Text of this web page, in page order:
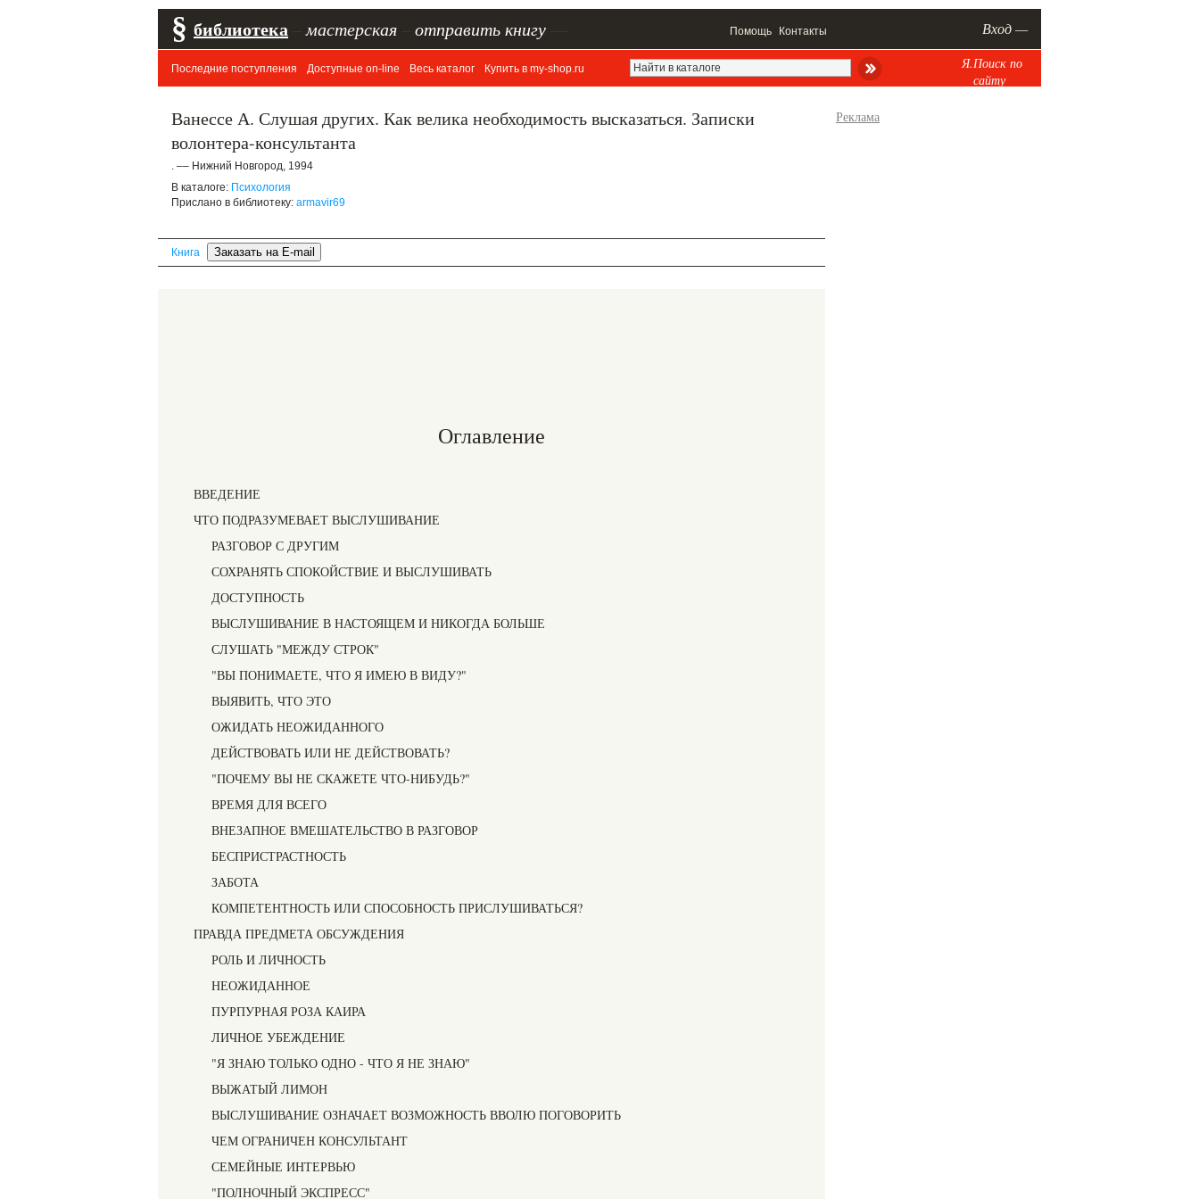
§ библиотека мастерская отправить книгу Помощь Контакты Вход —
Последние поступления Доступные on-line Весь каталог Купить в my-shop.ru
Я.Поиск по
сайту
Ванессе А. Слушая других. Как велика необходимость высказаться. Записки
волонтера-консультанта
. –– Нижний Новгород, 1994
В каталоге: Психология
Прислано в библиотеку: armavir69
Книга
Оглавление
ВВЕДЕНИЕ
ЧТО ПОДРАЗУМЕВАЕТ ВЫСЛУШИВАНИЕ
РАЗГОВОР С ДРУГИМ
СОХРАНЯТЬ СПОКОЙСТВИЕ И ВЫСЛУШИВАТЬ
ДОСТУПНОСТЬ
ВЫСЛУШИВАНИЕ В НАСТОЯЩЕМ И НИКОГДА БОЛЬШЕ
СЛУШАТЬ "МЕЖДУ СТРОК"
"ВЫ ПОНИМАЕТЕ, ЧТО Я ИМЕЮ В ВИДУ?"
ВЫЯВИТЬ, ЧТО ЭТО
ОЖИДАТЬ НЕОЖИДАННОГО
ДЕЙСТВОВАТЬ ИЛИ НЕ ДЕЙСТВОВАТЬ?
"ПОЧЕМУ ВЫ НЕ СКАЖЕТЕ ЧТО-НИБУДЬ?"
ВРЕМЯ ДЛЯ ВСЕГО
ВНЕЗАПНОЕ ВМЕШАТЕЛЬСТВО В РАЗГОВОР
БЕСПРИСТРАСТНОСТЬ
ЗАБОТА
КОМПЕТЕНТНОСТЬ ИЛИ СПОСОБНОСТЬ ПРИСЛУШИВАТЬСЯ?
ПРАВДА ПРЕДМЕТА ОБСУЖДЕНИЯ
РОЛЬ И ЛИЧНОСТЬ
НЕОЖИДАННОЕ
ПУРПУРНАЯ РОЗА КАИРА
ЛИЧНОЕ УБЕЖДЕНИЕ
"Я ЗНАЮ ТОЛЬКО ОДНО - ЧТО Я НЕ ЗНАЮ"
ВЫЖАТЫЙ ЛИМОН
ВЫСЛУШИВАНИЕ ОЗНАЧАЕТ ВОЗМОЖНОСТЬ ВВОЛЮ ПОГОВОРИТЬ
ЧЕМ ОГРАНИЧЕН КОНСУЛЬТАНТ
СЕМЕЙНЫЕ ИНТЕРВЬЮ
"ПОЛНОЧНЫЙ ЭКСПРЕСС"
Реклама